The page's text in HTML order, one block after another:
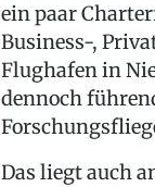
ein paar
Business-,
Flughafen in
dennoch
Das liegt auch